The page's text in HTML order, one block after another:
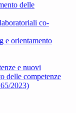
delle
co-
e orientamento
e nuovi
delle competenze
2023)